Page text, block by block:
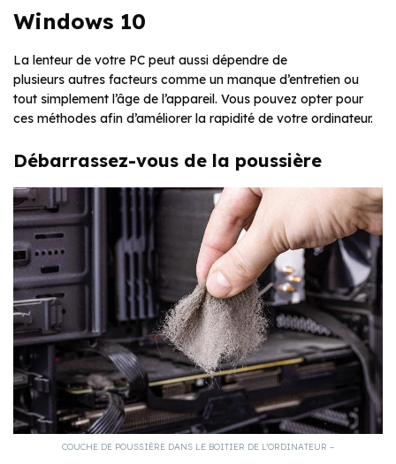
Windows 10
La lenteur de votre PC peut aussi dépendre de
plusieurs autres facteurs comme un manque d’entretien ou
tout simplement l’âge de l’appareil. Vous pouvez opter pour
ces méthodes afin d’améliorer la rapidité de votre ordinateur.
Débarrassez-vous de la poussière
COUCHE DE POUSSIÈRE DANS LE BOITIER DE L’ORDINATEUR –